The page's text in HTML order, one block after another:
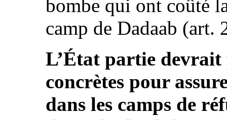
bombe qui ont coûté
camp de Dadaab (art.
L’État partie devrait
concrètes pour
dans les camps de